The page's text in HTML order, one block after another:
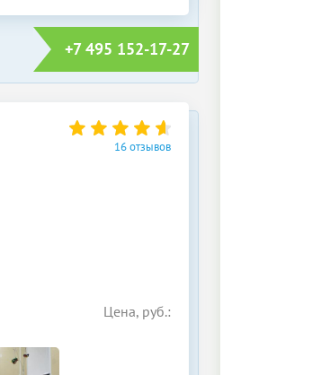
+7 495 152-17-27
16 отзывов
Цена, руб.: